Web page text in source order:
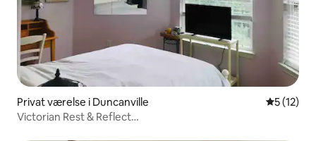
Privat værelse i Duncanville 5 ud af 5
5 (12)
Victorian Rest & Reflect